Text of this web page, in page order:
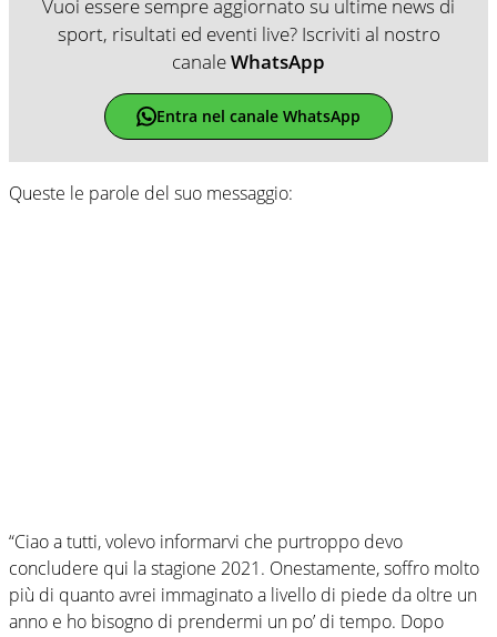
Vuoi essere sempre aggiornato su ultime news di
sport, risultati ed eventi live? Iscriviti al nostro
canaleWhatsApp
Entra nel canale WhatsApp
Queste le parole del suo messaggio:
“Ciao a tutti, volevo informarvi che purtroppo devo
concludere qui la stagione 2021. Onestamente, soffro molto
più di quanto avrei immaginato a livello di piede da oltre un
anno e ho bisogno di prendermi un po’ di tempo. Dopo